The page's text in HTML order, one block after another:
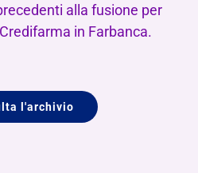
alla fusione per
in Farbanca.
l'archivio